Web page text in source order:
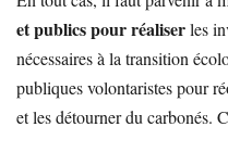
et publics pour réaliserles
nécessaires à la transition
publiques volontaristes pour
et les détourner du carbonés.